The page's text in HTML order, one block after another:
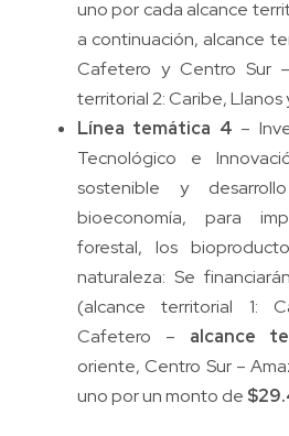
uno por cada alcance
a continuación, alcance
Cafetero y Centro Sur
territorial 2: Caribe,
Línea temática 4 –
Tecnológico e
sostenible y
bioeconomía, para
forestal, los
naturaleza: Se
(alcance territorial 1:
Cafetero – alcance
oriente, Centro Sur –
uno por un monto de